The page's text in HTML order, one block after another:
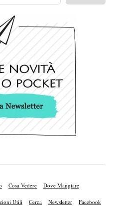
Cosa Vedere Dove Mangiare
Utili Cerca Newsletter Facebook